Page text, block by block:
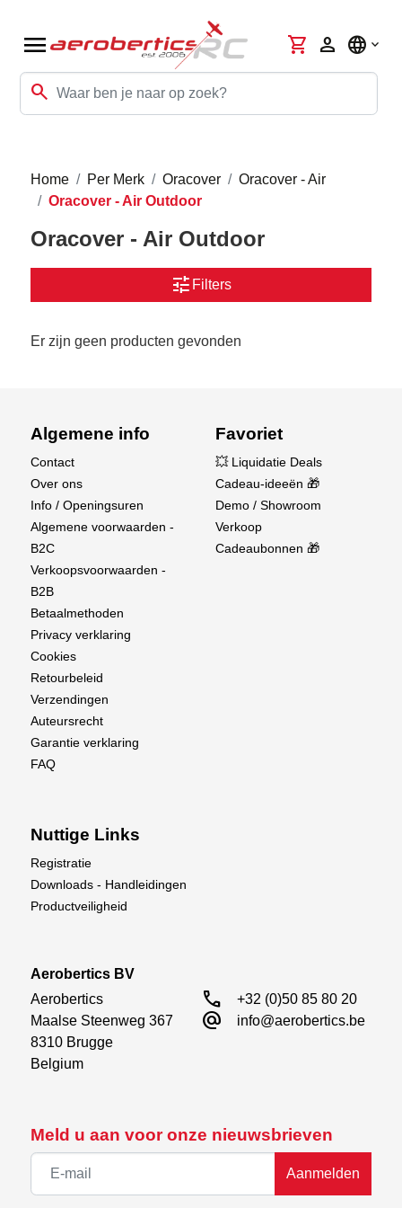
menu
search
shopping_cart person language
Home Per Merk Oracover
Oracover - Air
Oracover - Air Outdoor
Oracover - Air Outdoor
tune Filters
Er zijn geen producten gevonden
Meld u aan voor onze nieuwsbrieven
Aanmelden
Algemene info
Contact
Over ons
Info / Openingsuren
Algemene voorwaarden -
B2C
Verkoopsvoorwaarden -
B2B
Betaalmethoden
Privacy verklaring
Cookies
Retourbeleid
Verzendingen
Auteursrecht
Garantie verklaring
FAQ
Favoriet
💥 Liquidatie Deals
Cadeau-ideeën 🎁
Demo / Showroom
Verkoop
Cadeaubonnen 🎁
Nuttige Links
Registratie
Downloads - Handleidingen
Productveiligheid
Aerobertics BV
Aerobertics
Maalse Steenweg 367
8310 Brugge
Belgium
call +32 (0)50 85 80 20
alternate_email info@aerobertics.be